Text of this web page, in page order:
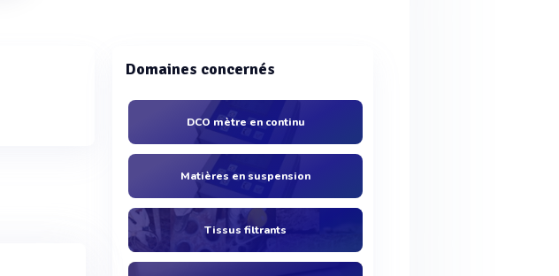
Domaines concernés
DCO mètre en continu
Matières en suspension
Tissus filtrants